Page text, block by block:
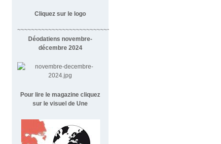
Cliquez sur le logo
~~~~~~~~~~~~~~~~~~~~~~~~~~~~~~~~~~~~
Déodatiens novembre-
décembre 2024
Pour lire le magazine cliquez
sur le visuel de Une